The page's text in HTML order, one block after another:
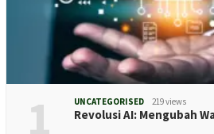
1 UNCATEGORISED 219 views
Revolusi AI: Mengubah